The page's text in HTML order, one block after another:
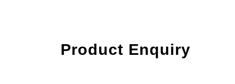
Product Enquiry